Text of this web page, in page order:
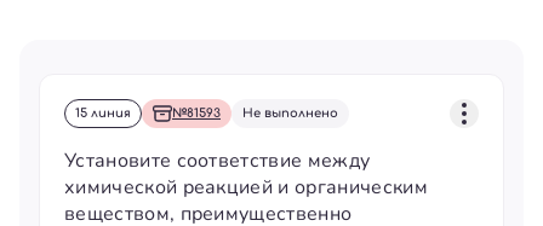
15 линия №81593 Не выполнено
Установите соответствие между
химической реакцией и органическим
веществом, преимущественно